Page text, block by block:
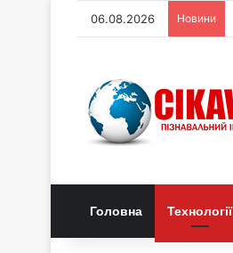
06.08.2026 Новини
Головна Технології